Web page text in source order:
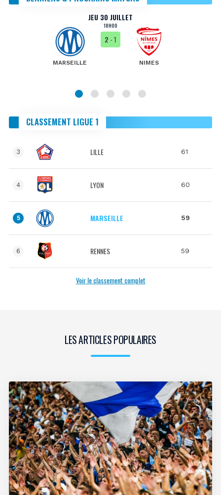
JEU 30 JUILLET
18H00
MARSEILLE
2 - 1
NIMES
CLASSEMENT LIGUE 1
3 LILLE 61
4 LYON 60
5 MARSEILLE 59
6 RENNES 59
Voir le classement complet
LES ARTICLES POPULAIRES